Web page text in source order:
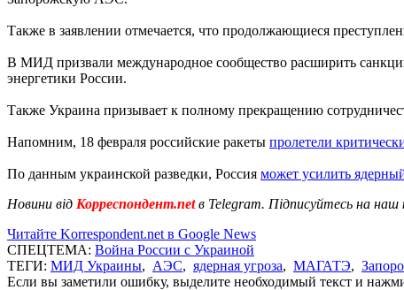
Также в заявлении отмечается, что продолжающиеся
В МИД призвали международное сообщество расширить
энергетики России.
Также Украина призывает к полному прекращению
Напомним, 18 февраля российские ракеты пролетели
По данным украинской разведки, Россия может усилить
Новини від Корреспондент.netв Telegram. Підписуйтесь на наш
Читайте Korrespondent.net в Google News
СПЕЦТЕМА: Война России с Украиной
ТЕГИ: МИД Украины, АЭС, ядерная угроза, МАГАТЭ,
Если вы заметили ошибку, выделите необходимый текст и